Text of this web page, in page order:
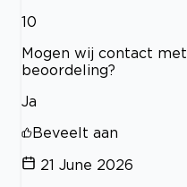
10
Mogen wij contact
beoordeling?
Ja
Beveelt aan
21 June 2026